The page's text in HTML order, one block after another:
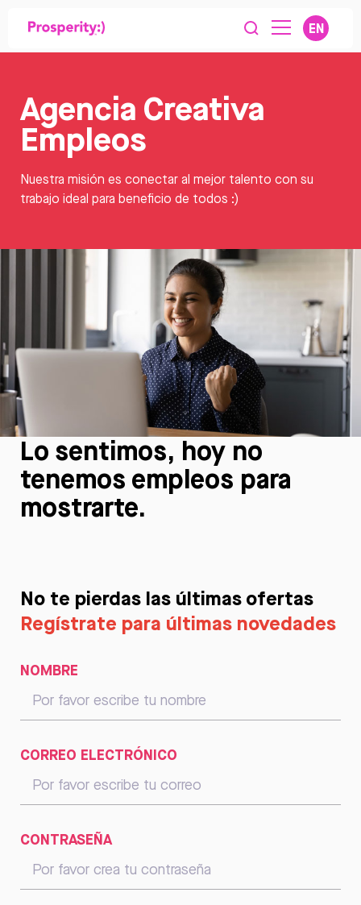
EN
Agencia Creativa
Empleos
Nuestra misión es conectar al mejor talento con su
trabajo ideal para beneficio de todos :)
Lo sentimos, hoy no
tenemos empleos para
mostrarte.
No te pierdas las últimas ofertas
Regístrate para últimas novedades
NOMBRE
CORREO ELECTRÓNICO
CONTRASEÑA